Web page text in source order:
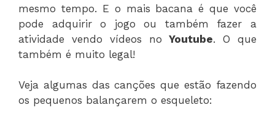
mesmo tempo. E o mais bacana é que você
pode adquirir o jogo ou também fazer a
atividade vendo vídeos noYoutube. O que
também é muito legal!
Veja algumas das canções que estão fazendo
os pequenos balançarem o esqueleto: